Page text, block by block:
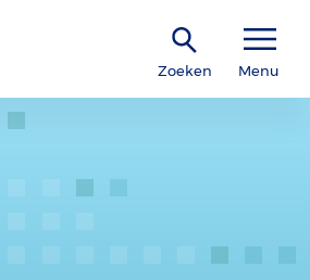
Zoeken Menu